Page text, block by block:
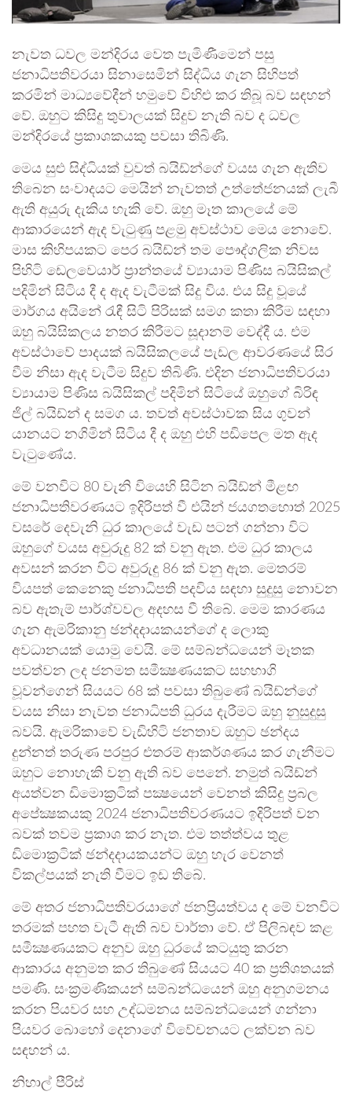
නැවත ධවල මන්දිරය වෙත පැමිණීමෙන් පසු
ජනාධිපතිවරයා සිනාසෙමින් සිද්ධිය ගැන සිහිපත්
කරමින් මාධ්‍යවේදීන් හමුවේ විහිළු කර තිබූ බව සඳහන්
වේ. ඔහුට කිසිදු තුවාලයක් සිදුව නැති බව ද ධවල
මන්දිරයේ ප්‍රකාශකයකු පවසා තිබිණි.
මෙය සුළු සිද්ධියක් වුවත් බයිඩ්න්ගේ වයස ගැන ඇතිව
තිබෙන සංවාදයට මෙයින් නැවතත් උත්තේජනයක් ලැබී
ඇති අයුරු දැකිය හැකි වේ. ඔහු මෑත කාලයේ මේ
ආකාරයෙන් ඇද වැටුණු පළමු අවස්ථාව මෙය නොවේ.
මාස කිහිපයකට පෙර බයිඩ්න් තම පෞද්ගලික නිවස
පිහිටි ඩෙලවෙයාර් ප්‍රාන්තයේ ව්‍යායාම පිණිස බයිසිකල්
පදිමින් සිටිය දී ද ඇද වැටීමක් සිදු විය. එය සිදු වූයේ
මාර්ගය අයිනේ රැඳී සිටි පිරිසක් සමග කතා කිරීම සඳහා
ඔහු බයිසිකලය නතර කිරීමට සූදානම් වෙද්දී ය. එම
අවස්ථාවේ පාදයක් බයිසිකලයේ පැඩල ආවරණයේ සිර
වීම නිසා ඇද වැටීම සිදුව තිබිණි. එදින ජනාධිපතිවරයා
ව්‍යායාම පිණිස බයිසිකල් පදිමින් සිටියේ ඔහුගේ බිරිඳ
ජිල් බයිඩ්න් ද සමග ය. තවත් අවස්ථාවක සිය ගුවන්
යානයට නගිමින් සිටිය දී ද ඔහු එහි පඩිපෙල මත ඇද
වැටුණේය.
මේ වනවිට 80 වැනි වියෙහි සිටින බයිඩ්න් මීළඟ
ජනාධිපතිවරණයට ඉදිරිපත් වී එයින් ජයගතහොත් 2025
වසරේ දෙවැනි ධුර කාලයේ වැඩ පටන් ගන්නා විට
ඔහුගේ වයස අවුරුදු 82 ක් වනු ඇත. එම ධුර කාලය
අවසන් කරන විට අවුරුදු 86 ක් වනු ඇත. මෙතරම්
වියපත් කෙනෙකු ජනාධිපති පදවිය සඳහා සුදුසු නොවන
බව ඇතැම් පාර්ශ්වවල අදහස වී තිබේ. මෙම කාරණය
ගැන ඇමරිකානු ඡන්දදායකයන්ගේ ද ලොකු
අවධානයක් යොමු වෙයි. මේ සම්බන්ධයෙන් මෑතක
පවත්වන ලද ජනමත සමීක්‍ෂණයකට සහභාගි
වූවන්ගෙන් සියයට 68 ක් පවසා තිබුණේ බයිඩ්න්ගේ
වයස නිසා නැවත ජනාධිපති ධුරය දැරීමට ඔහු නුසුදුසු
බවයි. ඇමරිකාවේ වැඩිහිටි ජනතාව ඔහුට ඡන්දය
දුන්නත් තරුණ පරපුර එතරම් ආකර්ශණය කර ගැනීමට
ඔහුට නොහැකි වනු ඇති බව පෙනේ. නමුත් බයිඩ්න්
අයත්වන ඩිමොක්‍රටික් පක්‍ෂයෙන් වෙනත් කිසිදු ප්‍රබල
අපේක්‍ෂකයකු 2024 ජනාධිපතිවරණයට ඉදිරිපත් වන
බවක් තවම ප්‍රකාශ කර නැත. එම තත්ත්වය තුළ
ඩිමොක්‍රටික් ඡන්දදායකයන්ට ඔහු හැර වෙනත්
විකල්පයක් නැති වීමට ඉඩ තිබේ.
මේ අතර ජනාධිපතිවරයාගේ ජනප්‍රියත්වය ද මේ වනවිට
තරමක් පහත වැටී ඇති බව වාර්තා වේ. ඒ පිලිබඳව කළ
සමීක්‍ෂණයකට අනුව ඔහු ධුරයේ කටයුතු කරන
ආකාරය අනුමත කර තිබුණේ සියයට 40 ක ප්‍රතිශතයක්
පමණි. සංක්‍රමණිකයන් සම්බන්ධයෙන් ඔහු අනුගමනය
කරන පියවර සහ උද්ධමනය සම්බන්ධයෙන් ගන්නා
පියවර බොහෝ දෙනාගේ විවේචනයට ලක්වන බව
සඳහන් ය.
නිහාල් පීරිස්